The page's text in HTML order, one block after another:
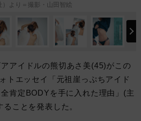
より＝撮影・山田智絵
アイドルの熊切あさ美(45)がこの
トエッセイ「元祖崖っぷちアイド
肯定BODYを手に入れた理由」(主
ことを発表した。